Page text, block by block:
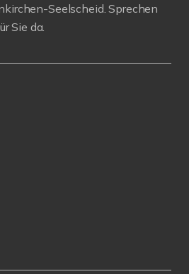
Seelscheid. Sprechen
Sie da.